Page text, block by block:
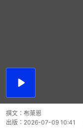
播
撰文： 布萊恩
出版： 2026-07-09 10:41